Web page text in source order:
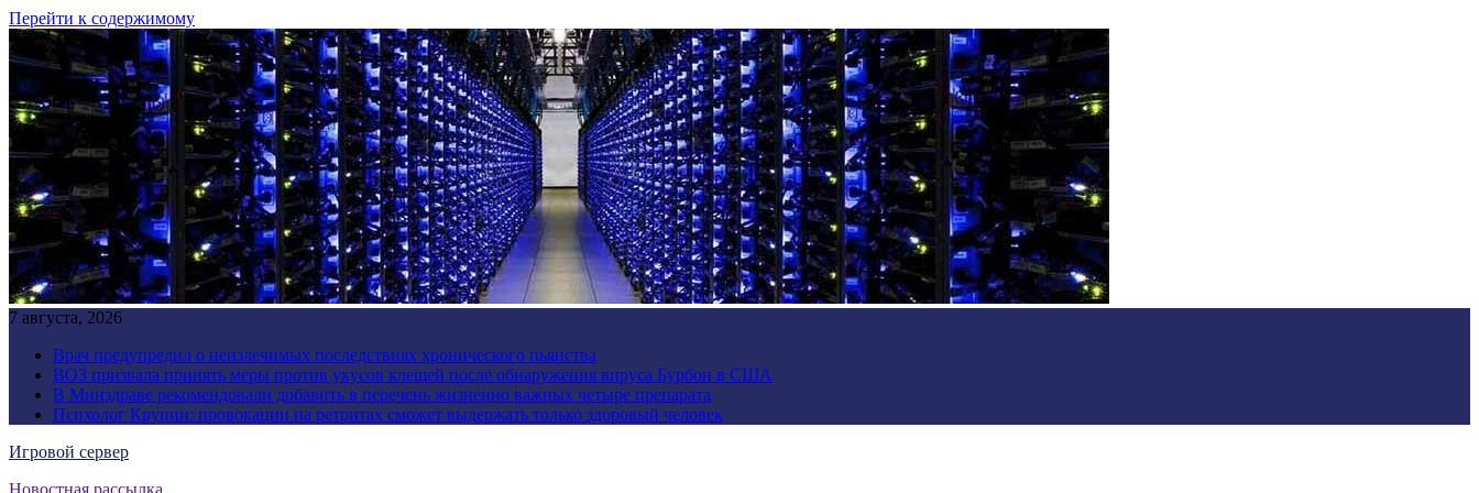
Перейти к содержимому
7 августа, 2026
Врач предупредил о неизлечимых последствиях хронического пьянства
ВОЗ призвала принять меры против укусов клещей после обнаружения вируса Бурбон в США
В Минздраве рекомендовали добавить в перечень жизненно важных четыре препарата
Психолог Крупин: провокации на ретритах сможет выдержать только здоровый человек
Игровой сервер
Новостная рассылка